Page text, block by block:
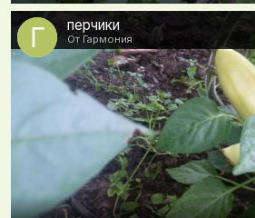
перчики
От Гармония